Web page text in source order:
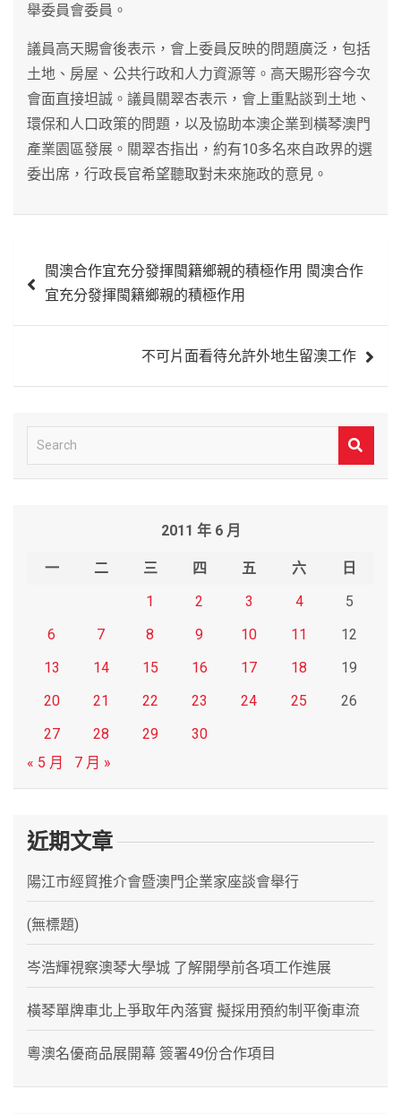
舉委員會委員。
議員高天賜會後表示，會上委員反映的問題廣泛，包括
土地、房屋、公共行政和人力資源等。高天賜形容今次
會面直接坦誠。議員關翠杏表示，會上重點談到土地、
環保和人口政策的問題，以及協助本澳企業到橫琴澳門
產業園區發展。關翠杏指出，約有10多名來自政界的選
委出席，行政長官希望聽取對未來施政的意見。
章
閩澳合作宜充分發揮閩籍鄉親的積極作用 閩澳合作
宜充分發揮閩籍鄉親的積極作用
不可片面看待允許外地生留澳工作
e
2011 年 6 月
一 二 三 四 五 六
日
1
2 3 4
5
6
7 8 9 10 11
12
13
14 15 16 17 18
19
20
21 22 23 24 25
26
27
28 29
30
« 5 月
7 月 »
近期文章
陽江市經貿推介會暨澳門企業家座談會舉行
(無標題)
岑浩輝視察澳琴大學城 了解開學前各項工作進展
橫琴單牌車北上爭取年內落實 擬採用預約制平衡車流
粵澳名優商品展開幕 簽署49份合作項目